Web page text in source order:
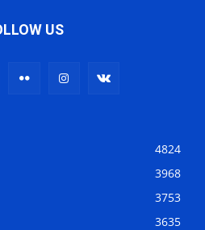
US
4824
3968
3753
3635